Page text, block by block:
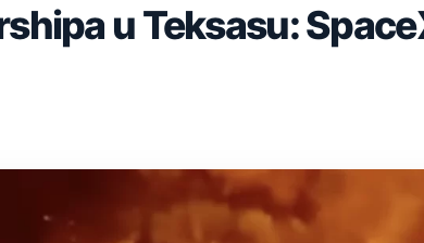
u Teksasu: